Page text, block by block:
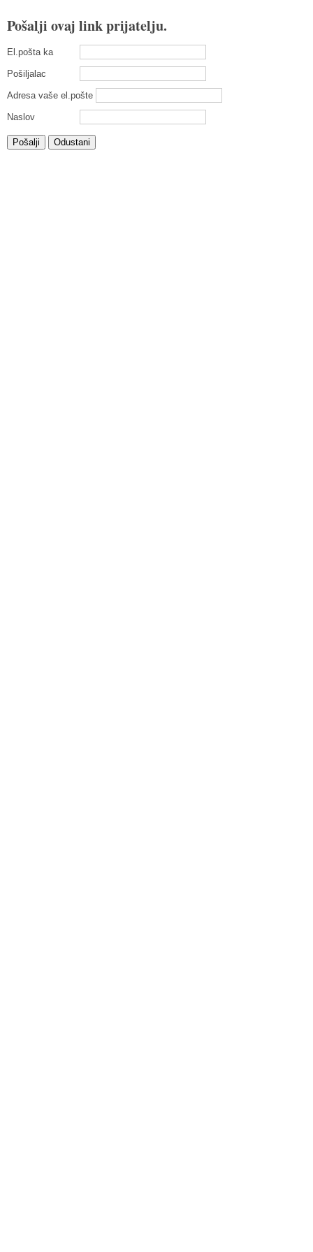
Pošalji ovaj link prijatelju.
El.pošta ka
Pošiljalac
Adresa vaše el.pošte
Naslov
Pošalji Odustani